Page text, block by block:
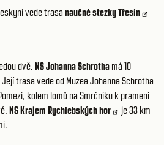
vede trasa naučné stezky Třesín
dvě. NS Johanna Schrotha má 10
trasa vede od Muzea Johanna Schrotha
kolem lomů na Smrčníku k prameni
NS Krajem Rychlebských hor
je 33 km